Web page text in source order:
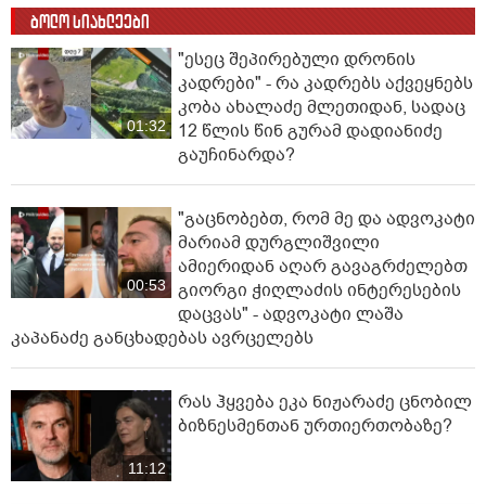
ბოლო სიახლეები
01:32
"ესეც შეპირებული დრონის
კადრები" - რა კადრებს აქვეყნებს
კობა ახალაძე მლეთიდან, სადაც
12 წლის წინ გურამ დადიანიძე
გაუჩინარდა?
00:53
"გაცნობებთ, რომ მე და ადვოკატი
მარიამ დურგლიშვილი
ამიერიდან აღარ გავაგრძელებთ
გიორგი ჭიღლაძის ინტერესების
დაცვას" - ადვოკატი ლაშა
კაპანაძე განცხადებას ავრცელებს
11:12
რას ჰყვება ეკა ნიჟარაძე ცნობილ
ბიზნესმენთან ურთიერთობაზე?